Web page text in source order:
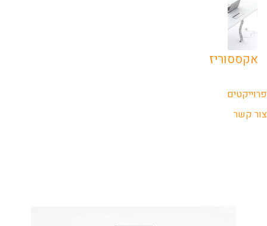
אקססוריז
פרוייקטים
צור קשר